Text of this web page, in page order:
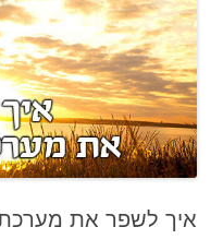
איך לשפר את מערכת